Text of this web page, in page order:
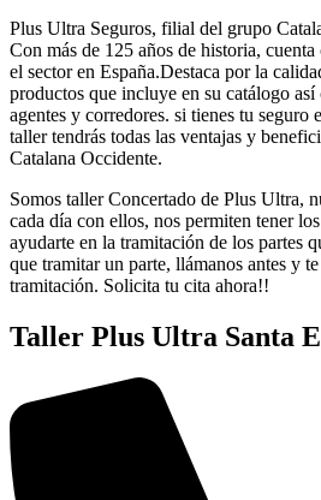
Plus Ultra Seguros, filial del grupo
Con más de 125 años de historia,
el sector en España.Destaca por la
productos que incluye en su catálogo
agentes y corredores. si tienes tu seguro
taller tendrás todas las ventajas y
Catalana Occidente.
Somos taller Concertado de Plus Ultra,
cada día con ellos, nos permiten tener
ayudarte en la tramitación de los partes
que tramitar un parte, llámanos antes y
tramitación. Solicita tu cita ahora!!
Taller Plus Ultra Santa